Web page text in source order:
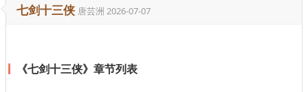
七剑十三侠 唐芸洲 2026-07-07
《七剑十三侠》章节列表